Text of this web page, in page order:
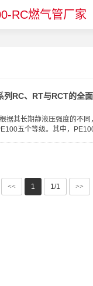
RC燃气管厂家
列RC、RT与RCT的全
据其长期静液压强度的不同
五个等级。其中，
<< 1 1/1 >>